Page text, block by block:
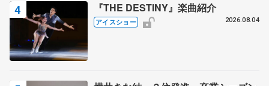
『THE DESTINY』楽曲紹介
アイスショー 2026.08.04